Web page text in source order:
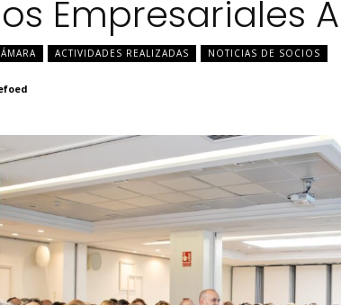
Empresariales
ACTIVIDADES REALIZADAS NOTICIAS DE SOCIOS